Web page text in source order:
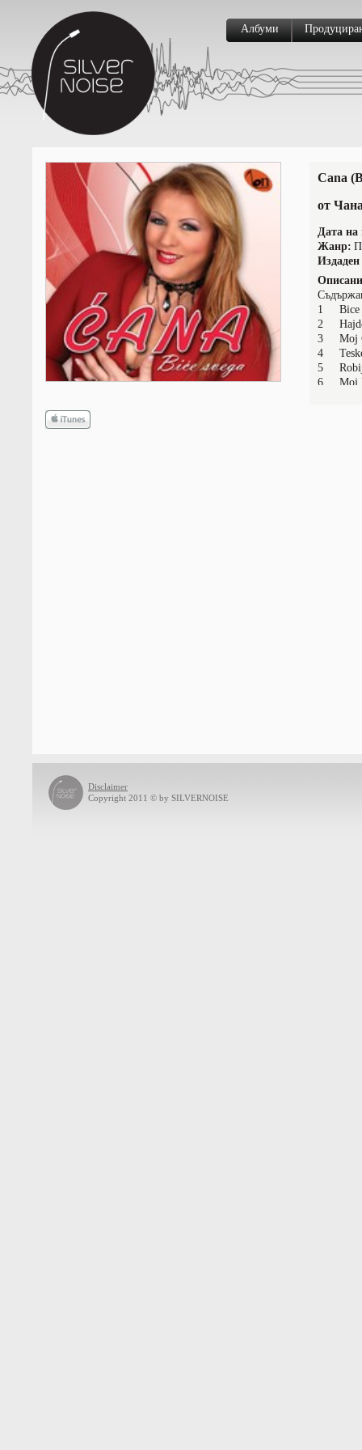
Албуми
Cana
от
Дата на
Жанр:
1 Bice
2
3 Moj
4
5
6 Moj
Disclaimer
Copyright 2011 © by SILVERNOISE